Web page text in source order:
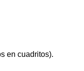
en cuadritos).